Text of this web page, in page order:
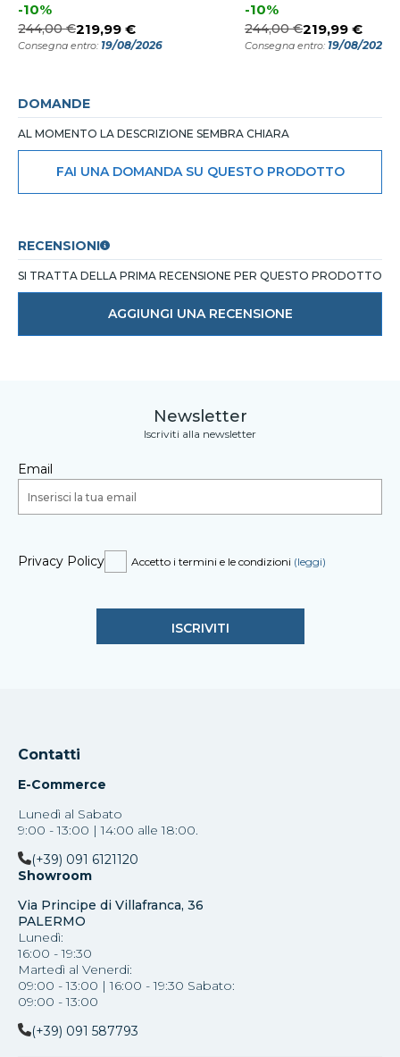
-10%
244,00 €219,99 €
Consegna entro: 19/08/2026
-10%
244,00 €219,99 €
Consegna entro: 19/08/2026
DOMANDE
AL MOMENTO LA DESCRIZIONE SEMBRA CHIARA
FAI UNA DOMANDA SU QUESTO PRODOTTO
RECENSIONI
SI TRATTA DELLA PRIMA RECENSIONE PER QUESTO PRODOTTO
AGGIUNGI UNA RECENSIONE
Newsletter
Iscriviti alla newsletter
Email
Privacy Policy Accetto i termini e le condizioni (leggi)
Contatti
E-Commerce
Lunedì al Sabato
9:00 - 13:00 | 14:00 alle 18:00.
(+39) 091 6121120
Showroom
Via Principe di Villafranca, 36
PALERMO
Lunedì:
16:00 - 19:30
Martedì al Venerdi:
09:00 - 13:00 | 16:00 - 19:30 Sabato:
09:00 - 13:00
(+39) 091 587793